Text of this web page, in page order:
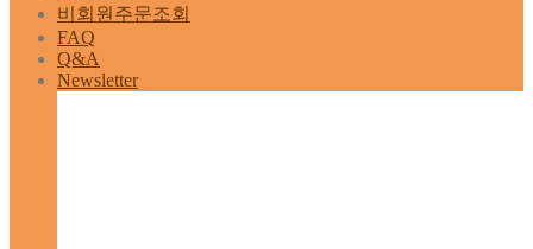
비회원주문조회
FAQ
Q&A
Newsletter